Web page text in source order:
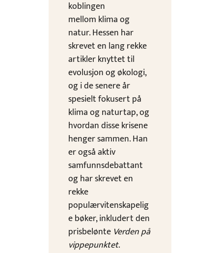
koblingen
mellom klima og
natur. Hessen har
skrevet en lang rekke
artikler knyttet til
evolusjon og økologi,
og i de senere år
spesielt fokusert på
klima og naturtap, og
hvordan disse krisene
henger sammen. Han
er også aktiv
samfunnsdebattant
og har skrevet en
rekke
populærvitenskapelig
e bøker, inkludert den
prisbelønte Verden på
vippepunktet.